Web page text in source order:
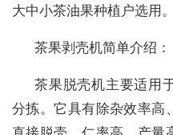
大中小茶油果种植户选用。
茶果剥壳机简单介绍：
茶果脱壳机主要适用
分拣。它具有除杂效率高